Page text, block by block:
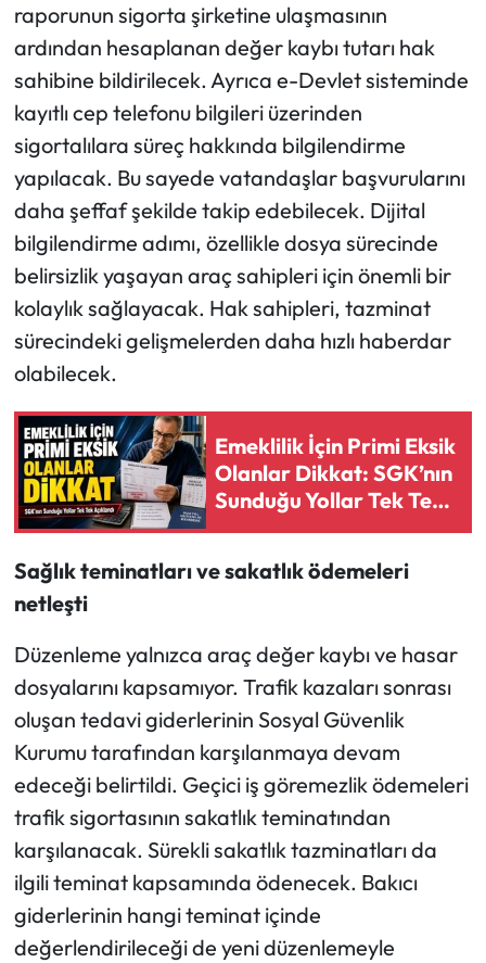
raporunun sigorta şirketine ulaşmasının
ardından hesaplanan değer kaybı tutarı hak
sahibine bildirilecek. Ayrıca e-Devlet sisteminde
kayıtlı cep telefonu bilgileri üzerinden
sigortalılara süreç hakkında bilgilendirme
yapılacak. Bu sayede vatandaşlar başvurularını
daha şeffaf şekilde takip edebilecek. Dijital
bilgilendirme adımı, özellikle dosya sürecinde
belirsizlik yaşayan araç sahipleri için önemli bir
kolaylık sağlayacak. Hak sahipleri, tazminat
sürecindeki gelişmelerden daha hızlı haberdar
olabilecek.
Emeklilik İçin Primi Eksik
Olanlar Dikkat: SGK’nın
Sunduğu Yollar Tek Tek
Açıklandı
Sağlık teminatları ve sakatlık ödemeleri
netleşti
Düzenleme yalnızca araç değer kaybı ve hasar
dosyalarını kapsamıyor. Trafik kazaları sonrası
oluşan tedavi giderlerinin Sosyal Güvenlik
Kurumu tarafından karşılanmaya devam
edeceği belirtildi. Geçici iş göremezlik ödemeleri
trafik sigortasının sakatlık teminatından
karşılanacak. Sürekli sakatlık tazminatları da
ilgili teminat kapsamında ödenecek. Bakıcı
giderlerinin hangi teminat içinde
değerlendirileceği de yeni düzenlemeyle